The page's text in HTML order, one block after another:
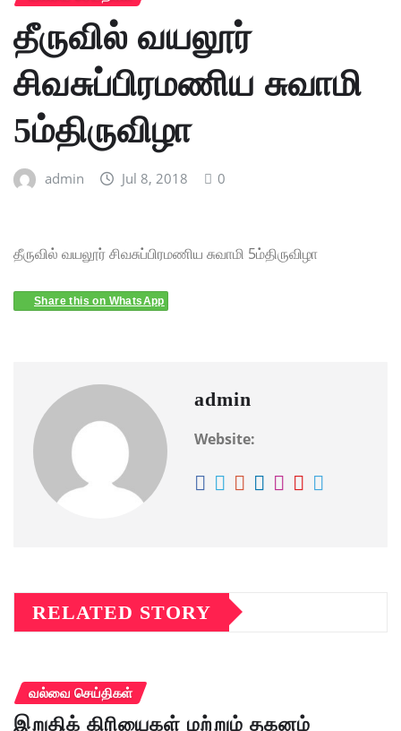
தீருவில் வயலூர்
சிவசுப்பிரமணிய சுவாமி
5ம்திருவிழா
admin Jul 8, 2018 0
தீருவில் வயலூர் சிவசுப்பிரமணிய சுவாமி 5ம்திருவிழா
Share this on WhatsApp
admin
Website:
RELATED STORY
வல்வை செய்திகள்
இறுதிக் கிரியைகள் மற்றும் தகனம்